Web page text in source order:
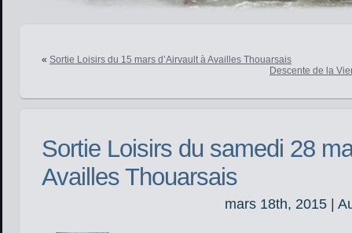
« Sortie Loisirs du 15 mars d’Airvault à Availles Thouarsais
Descente de la
Sortie Loisirs du samedi 28
Availles Thouarsais
mars 18th, 2015 |